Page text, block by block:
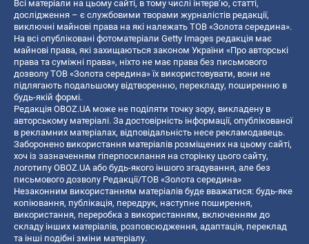
Всі матеріали на цьому сайті, в тому числі інтерв’ю, статті,
дослідження – є службовими творами журналістів редакції,
виключні майнові права на які належать ТОВ «Золота середина».
На всі опубліковані фотоматеріали Getty Images редакція має
майнові права, які захищаються законом України «Про авторські
права та суміжні права», ніхто не має права без письмового
дозволу ТОВ «Золота середина» їх використовувати, вони не
підлягають подальшому відтворенню, перекладу, поширенню в
будь-якій формі.
Редакція OBOZ.UA може не поділяти точку зору, викладену в
авторському матеріалі. За достовірність інформації, опублікованої
в рекламних матеріалах, відповідальність несе рекламодавець.
Заборонено використання матеріалів розміщених на цьому сайті,
хоч із зазначенням гіперпосилання на сторінку цього сайту,
логотипу OBOZ.UA або будь-якого іншого згадування, але без
письмового дозволу Редакції/ТОВ «Золота середина»
Незаконним використанням матеріалів буде вважатися: будь-яке
копiювання, публiкацiя, передрук, наступне поширення,
використання, переробка з використанням, включенням до
складу інших матеріалів, розповсюдження, адаптація, переклад
та інші подібні зміни матеріалу.